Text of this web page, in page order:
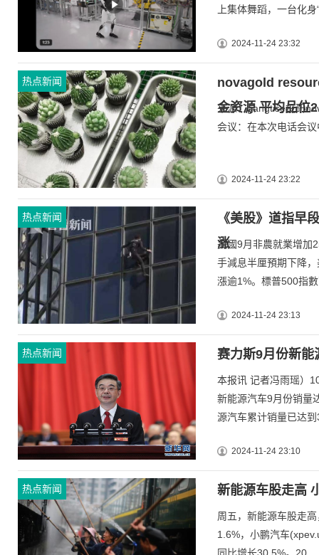
上集体舞蹈，一台化
2024-11-24 23:32
热点新闻
novagold
金资源 平均品位
来源：gangtise投研
会议：在本次电话会
2024-11-24 23:22
热点新闻
《美股》道指早
涨
美國9月非農就業增加
手減息半厘預期下降
漲逾1%。標普500指
2024-11-24 23:13
热点新闻 赛力斯9月份新能
本报讯 记者冯雨瑶）
新能源汽车9月份销量
源汽车累计销量已达
2024-11-24 23:10
热点新闻 新能源车股走高
周五，新能源车股走
1.6%，小鹏汽车